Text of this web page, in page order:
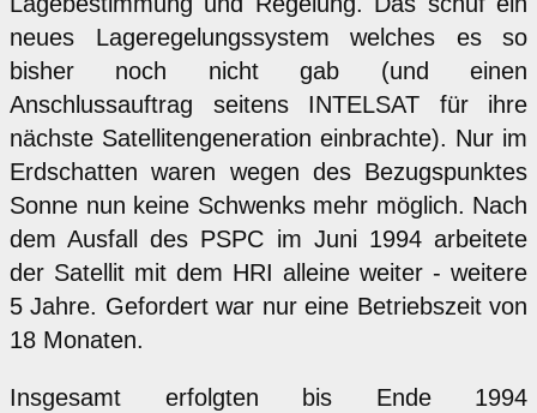
neues Lageregelungssystem welches es so
bisher noch nicht gab (und einen
Anschlussauftrag seitens INTELSAT für ihre
nächste Satellitengeneration einbrachte). Nur im
Erdschatten waren wegen des Bezugspunktes
Sonne nun keine Schwenks mehr möglich. Nach
dem Ausfall des PSPC im Juni 1994 arbeitete
der Satellit mit dem HRI alleine weiter - weitere
5 Jahre. Gefordert war nur eine Betriebszeit von
18 Monaten.
Insgesamt erfolgten bis Ende 1994